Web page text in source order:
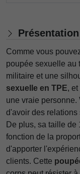
Présentation
Comme vous
poupée sexuelle au
militaire et une
sexuelle en TPE,
une vraie
d'avoir des
De plus, sa taille de
fonction de la
d'apporter
clients. Cette